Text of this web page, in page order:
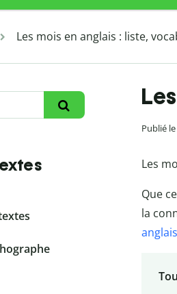
Les mois en anglais : liste,
Publié
Les
Que
la
anglais